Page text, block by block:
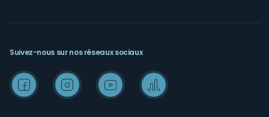
Suivez-nous sur nos réseaux sociaux